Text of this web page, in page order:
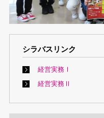
シラバスリンク
経営実務Ⅰ
経営実務Ⅱ